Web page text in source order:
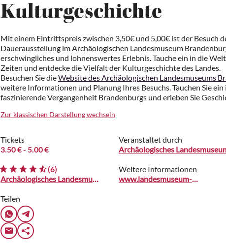
Kulturgeschichte
Mit einem Eintrittspreis zwischen 3,50€ und 5,00€ ist der Besuch
Dauerausstellung im Archäologischen Landesmuseum
erschwingliches und lohnenswertes Erlebnis. Tauche ein in die
Zeiten und entdecke die Vielfalt der Kulturgeschichte des Landes.
Besuchen Sie dieWebsite des Archäologischen Landesmuseums
weitere Informationen und Planung Ihres Besuchs. Tauchen Sie ein
faszinierende Vergangenheit Brandenburgs und erleben Sie
Zur klassischen Darstellung wechseln
Tickets
3.50 €- 5.00 €
(6)
Archäologisches Landesmuseum Brandenburg im Paulikloster
Veranstaltet durch
Archäologisches
Weitere Informationen
www.landesmuseum-brandenburg.de
Teilen